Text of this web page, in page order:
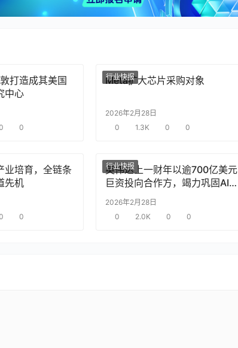
打造成其美国
中心
0
行业快报
Meta扩大芯片采购对象
2026年2月28日
0
1.3K 0 0
业培育，全链条
先机
0
行业快报
英伟达上一财年以逾700亿美元
巨资投向合作方，竭力巩固AI芯
片需求
2026年2月28日
0
2.0K 0 0